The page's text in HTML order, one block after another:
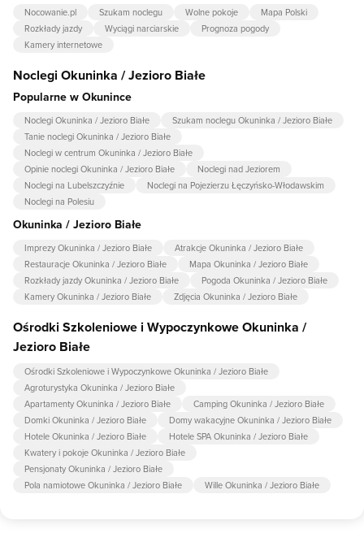
Nocowanie.pl Szukam noclegu Wolne pokoje
Mapa Polski
Rozkłady jazdy
Wyciągi narciarskie
Prognoza pogody
Kamery internetowe
Noclegi Okuninka / Jezioro Białe
Popularne w Okunince
Noclegi Okuninka / Jezioro Białe
Szukam noclegu Okuninka / Jezioro Białe
Tanie noclegi Okuninka / Jezioro Białe
Noclegi w centrum Okuninka / Jezioro Białe
Opinie noclegi Okuninka / Jezioro Białe
Noclegi nad Jeziorem
Noclegi na Lubelszczyźnie
Noclegi na Pojezierzu Łęczyńsko-Włodawskim
Noclegi na Polesiu
Okuninka / Jezioro Białe
Imprezy Okuninka / Jezioro Białe
Atrakcje Okuninka / Jezioro Białe
Restauracje Okuninka / Jezioro Białe
Mapa Okuninka / Jezioro Białe
Rozkłady jazdy Okuninka / Jezioro Białe
Pogoda Okuninka / Jezioro Białe
Kamery Okuninka / Jezioro Białe
Zdjęcia Okuninka / Jezioro Białe
Ośrodki Szkoleniowe i Wypoczynkowe Okuninka /
Jezioro Białe
Ośrodki Szkoleniowe i Wypoczynkowe Okuninka / Jezioro Białe
Agroturystyka Okuninka / Jezioro Białe
Apartamenty Okuninka / Jezioro Białe
Camping Okuninka / Jezioro Białe
Domki Okuninka / Jezioro Białe
Domy wakacyjne Okuninka / Jezioro Białe
Hotele Okuninka / Jezioro Białe
Hotele SPA Okuninka / Jezioro Białe
Kwatery i pokoje Okuninka / Jezioro Białe
Pensjonaty Okuninka / Jezioro Białe
Pola namiotowe Okuninka / Jezioro Białe
Wille Okuninka / Jezioro Białe